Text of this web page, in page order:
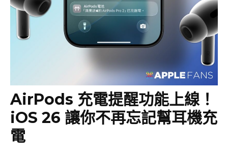
AirPods 充電提醒功能上線！
iOS 26 讓你不再忘記幫耳機充
電